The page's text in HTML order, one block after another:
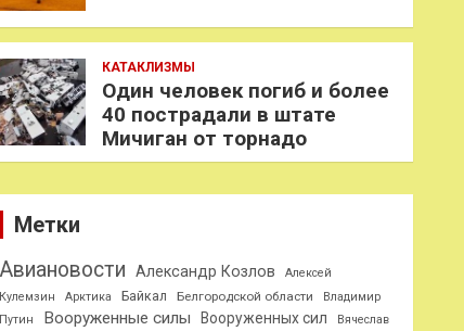
КАТАКЛИЗМЫ
Один человек погиб и более
40 пострадали в штате
Мичиган от торнадо
Метки
Авиановости Александр Козлов
Алексей
Кулемзин
Арктика Байкал Белгородской области
Владимир
Путин
Вооруженные силы Вооруженных сил
Вячеслав